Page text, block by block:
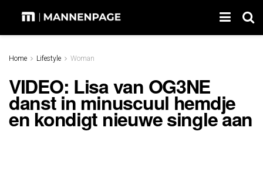
Home Lifestyle Woman
VIDEO: Lisa van OG3NE
danst in minuscuul hemdje
en kondigt nieuwe single aan